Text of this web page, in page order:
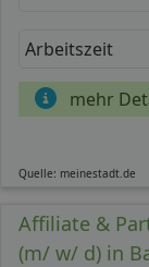
Arbeitszeit
mehr
Quelle: meinestadt.de
Affiliate &
(m/ w/ d) in